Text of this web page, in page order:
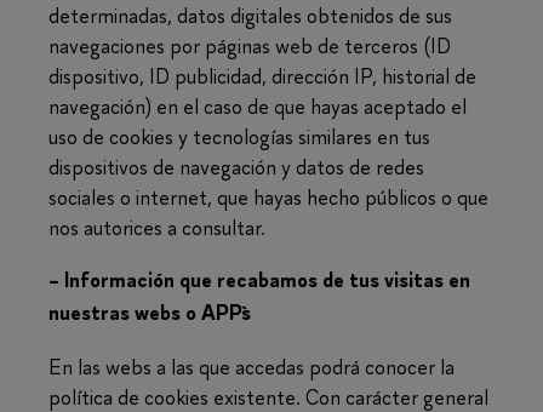
determinadas, datos digitales obtenidos de sus
navegaciones por páginas web de terceros (ID
dispositivo, ID publicidad, dirección IP, historial de
navegación) en el caso de que hayas aceptado el
uso de cookies y tecnologías similares en tus
dispositivos de navegación y datos de redes
sociales o internet, que hayas hecho públicos o que
nos autorices a consultar.
– Información que recabamos de tus visitas en
nuestras webs o APP`s
En las webs a las que accedas podrá conocer la
política de cookies existente. Con carácter general